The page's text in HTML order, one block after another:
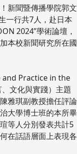
新聞暨傳播學院郭文
一行共7人，赴日本
2024”學術論壇，
本校新聞研究所在國
and Practice in the
文化與實踐）主題
雅琪副教授擔任評論
大學博士班的本所畢
等人分別發表共計5
在話語層面上表現各